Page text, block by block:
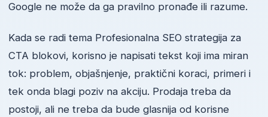
Google ne može da ga pravilno pronađe ili razume.
Kada se radi tema Profesionalna SEO strategija za
CTA blokovi, korisno je napisati tekst koji ima miran
tok: problem, objašnjenje, praktični koraci, primeri i
tek onda blagi poziv na akciju. Prodaja treba da
postoji, ali ne treba da bude glasnija od korisne